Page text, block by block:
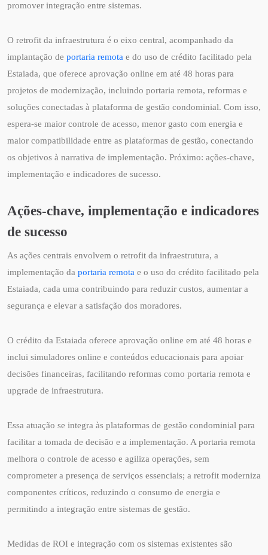
promover integração entre sistemas.
O retrofit da infraestrutura é o eixo central, acompanhado da
implantação de portaria remota e do uso de crédito facilitado pela
Estaiada, que oferece aprovação online em até 48 horas para
projetos de modernização, incluindo portaria remota, reformas e
soluções conectadas à plataforma de gestão condominial. Com isso,
espera-se maior controle de acesso, menor gasto com energia e
maior compatibilidade entre as plataformas de gestão, conectando
os objetivos à narrativa de implementação. Próximo: ações-chave,
implementação e indicadores de sucesso.
Ações-chave, implementação e indicadores
de sucesso
As ações centrais envolvem o retrofit da infraestrutura, a
implementação da portaria remota e o uso do crédito facilitado pela
Estaiada, cada uma contribuindo para reduzir custos, aumentar a
segurança e elevar a satisfação dos moradores.
O crédito da Estaiada oferece aprovação online em até 48 horas e
inclui simuladores online e conteúdos educacionais para apoiar
decisões financeiras, facilitando reformas como portaria remota e
upgrade de infraestrutura.
Essa atuação se integra às plataformas de gestão condominial para
facilitar a tomada de decisão e a implementação. A portaria remota
melhora o controle de acesso e agiliza operações, sem
comprometer a presença de serviços essenciais; a retrofit moderniza
componentes críticos, reduzindo o consumo de energia e
permitindo a integração entre sistemas de gestão.
Medidas de ROI e integração com os sistemas existentes são